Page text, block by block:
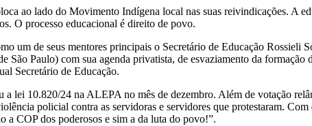
ao lado do Movimento Indígena local nas suas reivindicações. A
O processo educacional é direito de povo.
um de seus mentores principais o Secretário de Educação Rossieli
São Paulo) com sua agenda privatista, de esvaziamento da
Secretário de Educação.
lei 10.820/24 na ALEPA no mês de dezembro. Além de votação
policial contra as servidoras e servidores que protestaram.
a COP dos poderosos e sim a da luta do povo!”.